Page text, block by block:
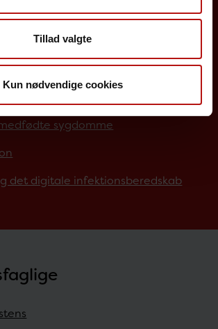
Tillad valgte
Kun nødvendige cookies
sygdomme
det digitale infektionsberedskab